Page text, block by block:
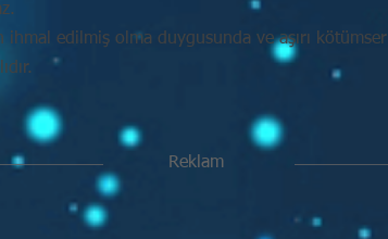
ihmal edilmiş olma duygusunda ve aşırı kötümser
Reklam